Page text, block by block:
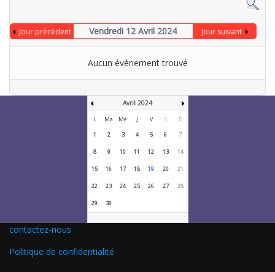
Jour précédent Vendredi 12 Avril 2024 Jour suivant
Aucun évènement trouvé
Avril 2024
L Ma Me J V S
D
1
2 3 4 5 6 7
8 9 10 11 12 13 14
15 16 17 18 19 20 21
22 23 24 25 26 27 28
29 30
contactez-nous
Politique de confidentialité